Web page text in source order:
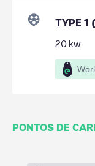
TYPE 1
20 kw
PONTOS DE